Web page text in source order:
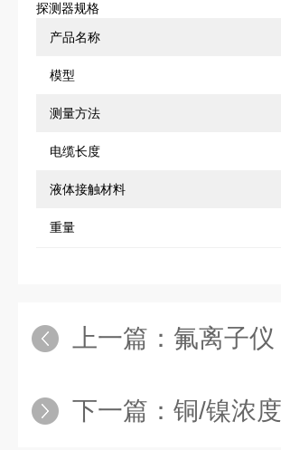
探测器规格
产品名称
模型
测量方法
电缆长度
液体接触材料
重量
上一篇： 氟离子
下一篇： 铜/镍浓